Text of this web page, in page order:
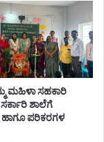
ಮಹಿಳಾ ಸಹಕಾರಿ
ಶಾಲೆಗೆ
ಪರಿಕರಗಳ